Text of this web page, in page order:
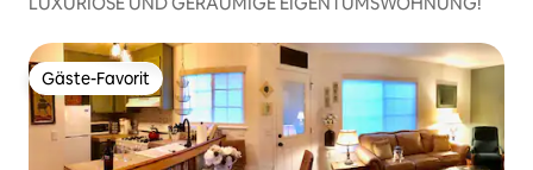
Gäste-Favorit
Gäste-Favorit